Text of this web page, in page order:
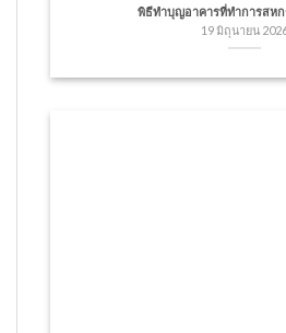
พิธีทำบุญอาคารที่ทำการสห
19 มิถุนายน